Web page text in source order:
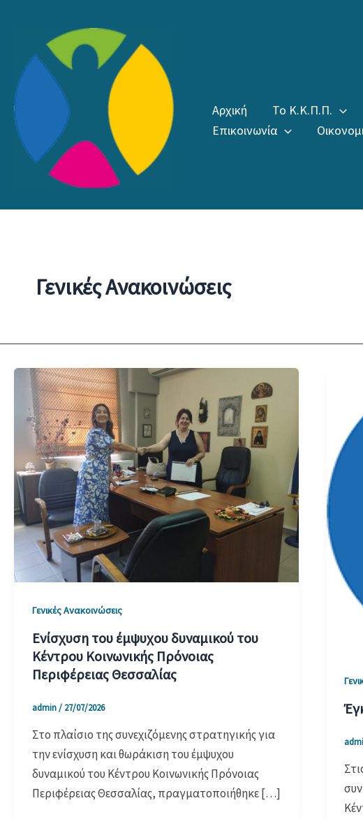
περιεχόμενο
Αρχική Το Κ.Κ.Π.Π.
Επικοινωνία
Γενικές Ανακοινώσεις
Γενικές Ανακοινώσεις
Ενίσχυση του έμψυχου δυναμικού του
Κέντρου Κοινωνικής Πρόνοιας
Περιφέρειας Θεσσαλίας
admin/ 27/07/2026
Στο πλαίσιο της συνεχιζόμενης στρατηγικής για
την ενίσχυση και θωράκιση του έμψυχου
δυναμικού του Κέντρου Κοινωνικής Πρόνοιας
Περιφέρειας Θεσσαλίας, πραγματοποιήθηκε […]